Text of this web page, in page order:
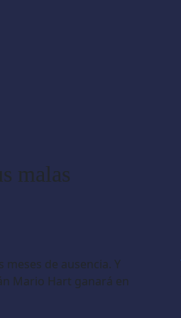
malas
de ausencia. Y
Mario Hart ganará en